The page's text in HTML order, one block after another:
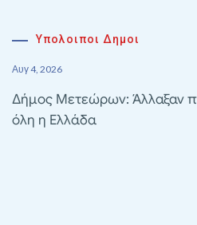
Υπολοιποι Δημοι
Αυγ 4, 2026
Δήμος Μετεώρων: Άλλαξαν
όλη η Ελλάδα